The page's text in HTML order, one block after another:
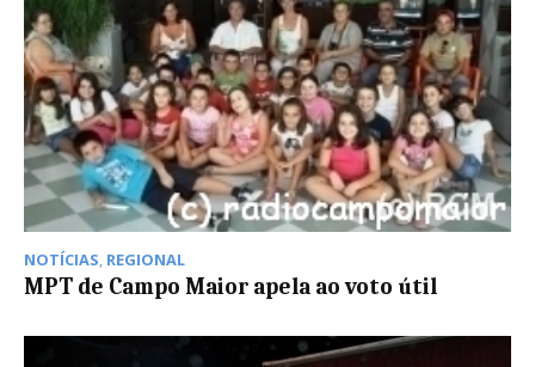
NOTÍCIAS, REGIONAL
MPT de Campo Maior apela ao voto útil